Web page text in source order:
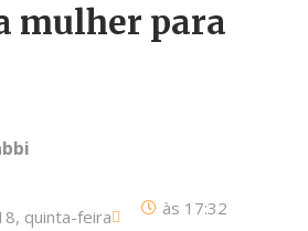
mulher para
quinta-feira às 17:32